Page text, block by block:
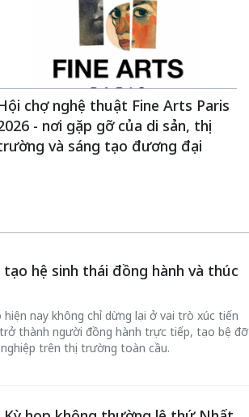
chợ nghệ thuật Fine Arts Paris
- nơi gặp gỡ của di sản, thị
và sáng tạo đương đại
hệ sinh thái đồng hành và thúc
nay không chỉ dừng lại ở vai trò xúc tiến
thành người đồng hành trực tiếp, tạo bệ đỡ
trên thị trường toàn cầu.